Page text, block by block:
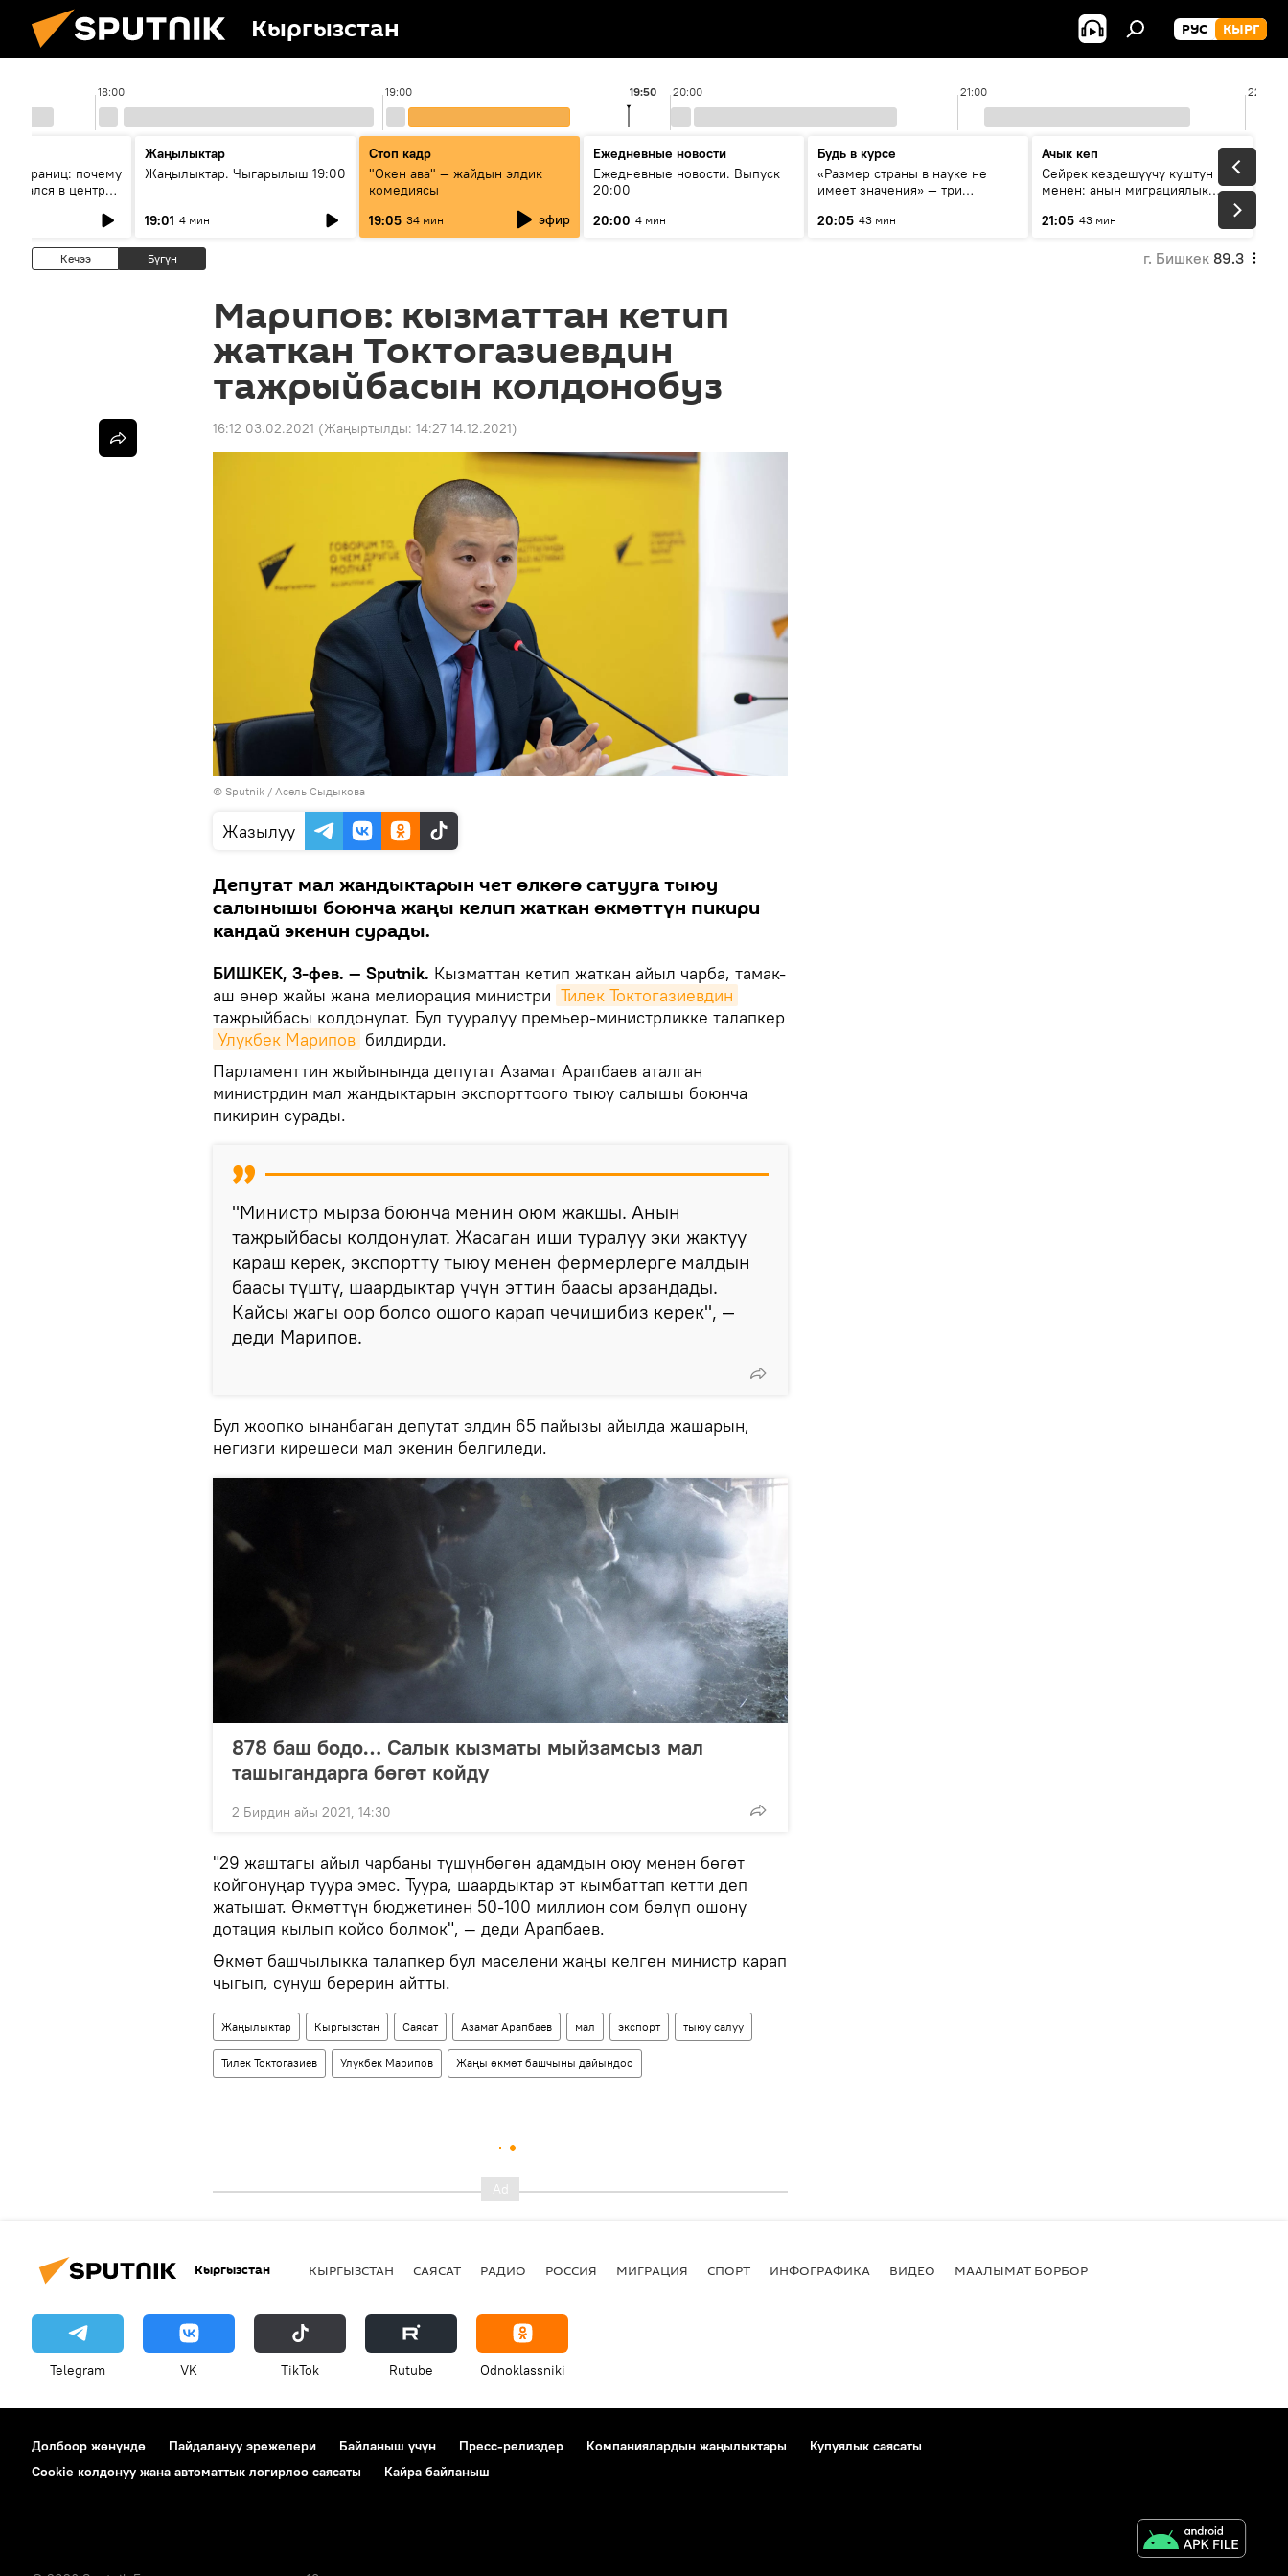
Кыргызстан РУС КЫРГ
18:00 19:00 20:00 21:00 22:00
19:50
границ: почему
в центре
Жаңылыктар
Жаңылыктар. Чыгарылыш 19:00
19:01 4 мин
Стоп кадр
"Окен ава" — жайдын элдик
комедиясы
19:05 34 мин эфир
Ежедневные новости
Ежедневные новости. Выпуск
20:00
20:00 4 мин
Будь в курсе
«Размер страны в науке не
имеет значения» — три
России и Кыргызстана в
20:05 43 мин
Ачык кеп
Сейрек кездешүүчү куштун изи
менен: анын миграциялык
21:05 43 мин
Кечээ Бүгүн г. Бишкек 89.3
Марипов: кызматтан кетип
жаткан Токтогазиевдин
тажрыйбасын колдонобуз
16:12 03.02.2021 (Жаңыртылды: 14:27 14.12.2021)
© Sputnik / Асель Сыдыкова
Жазылуу
Депутат мал жандыктарын чет өлкөгө сатууга тыюу
салынышы боюнча жаңы келип жаткан өкмөттүн пикири
кандай экенин сурады.
БИШКЕК, 3-фев. — Sputnik. Кызматтан кетип жаткан айыл чарба, тамак-
аш өнөр жайы жана мелиорация министри Тилек Токтогазиевдин
тажрыйбасы колдонулат. Бул тууралуу премьер-министрликке талапкер
Улукбек Марипов билдирди.
Парламенттин жыйынында депутат Азамат Арапбаев аталган
министрдин мал жандыктарын экспорттоого тыюу салышы боюнча
пикирин сурады.
"Министр мырза боюнча менин оюм жакшы. Анын
тажрыйбасы колдонулат. Жасаган иши туралуу эки жактуу
караш керек, экспортту тыюу менен фермерлерге малдын
баасы түштү, шаардыктар үчүн эттин баасы арзандады.
Кайсы жагы оор болсо ошого карап чечишибиз керек", —
деди Марипов.
Бул жоопко ынанбаган депутат элдин 65 пайызы айылда жашарын,
негизги кирешеси мал экенин белгиледи.
878 баш бодо… Салык кызматы мыйзамсыз мал
ташыгандарга бөгөт койду
2 Бирдин айы 2021, 14:30
"29 жаштагы айыл чарбаны түшүнбөгөн адамдын оюу менен бөгөт
койгонуңар туура эмес. Туура, шаардыктар эт кымбаттап кетти деп
жатышат. Өкмөттүн бюджетинен 50-100 миллион сом бөлүп ошону
дотация кылып койсо болмок", — деди Арапбаев.
Өкмөт башчылыкка талапкер бул маселени жаңы келген министр карап
чыгып, сунуш берерин айтты.
Жаңылыктар Кыргызстан Саясат Азамат Арапбаев мал экспорт тыюу салуу
Тилек Токтогазиев Улукбек Марипов Жаңы өкмөт башчыны дайындоо
Кыргызстан КЫРГЫЗСТАН САЯСАТ РАДИО РОССИЯ МИГРАЦИЯ СПОРТ ИНФОГРАФИКА ВИДЕО МААЛЫМАТ БОРБОР
Telegram VK ТikТоk Rutube Odnoklassniki
Долбоор жөнүндө Пайдалануу эрежелери Байланыш үчүн Пресс-релиздер Компаниялардын жаңылыктары
Купуялык саясаты
Cookie колдонуу жана автоматтык логирлөө саясаты
Кайра байланыш